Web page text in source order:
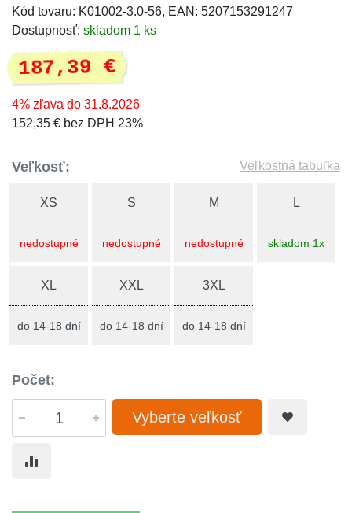
Kód tovaru: K01002-3.0-56, EAN: 5207153291247
Dostupnosť: skladom 1 ks
187,39 €
4% zľava do 31.8.2026
152,35 € bez DPH 23%
Veľkosť: Veľkostná tabuľka
XS
nedostupné
S
nedostupné
M
nedostupné
L
skladom 1x
XL
do 14-18 dní
XXL
do 14-18 dní
3XL
do 14-18 dní
Počet:
Vyberte veľkosť